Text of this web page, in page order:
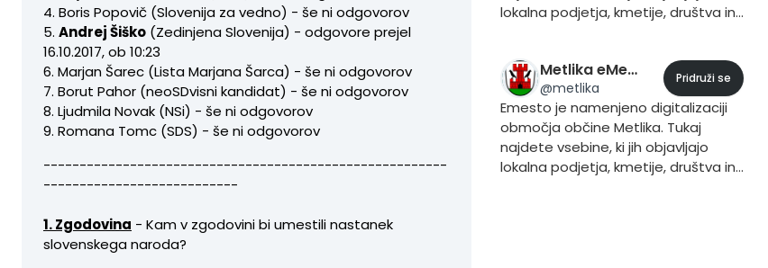
4. Boris Popovič (Slovenija za vedno) - še ni odgovorov
5. Andrej Šiško (Zedinjena Slovenija) - odgovore prejel
16.10.2017, ob 10:23
6. Marjan Šarec (Lista Marjana Šarca) - še ni odgovorov
7. Borut Pahor (neoSDvisni kandidat) - še ni odgovorov
8. Ljudmila Novak (NSi) - še ni odgovorov
9. Romana Tomc (SDS) - še ni odgovorov
--------------------------------------------------------
---------------------------
1. Zgodovina - Kam v zgodovini bi umestili nastanek
slovenskega naroda?
lokalna podjetja, kmetije, društva in
pri objavljanju vsebine dodate trend
#Kamnik.
Metlika eMesto
@metlika
Pridruži se
Emesto je namenjeno digitalizaciji
območja občine Metlika. Tukaj
najdete vsebine, ki jih objavljajo
lokalna podjetja, kmetije, društva in